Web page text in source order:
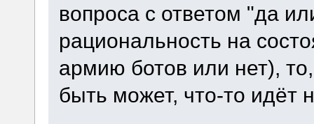
вопроса с ответом "да
рациональность на
армию ботов или нет),
быть может, что-то идёт